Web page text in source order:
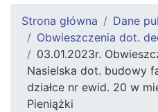
Strona główna
Dane
Obwieszczenia dot.
03.01.2023r.
Nasielska dot. budowy
działce nr ewid. 20 w
Pieniążki